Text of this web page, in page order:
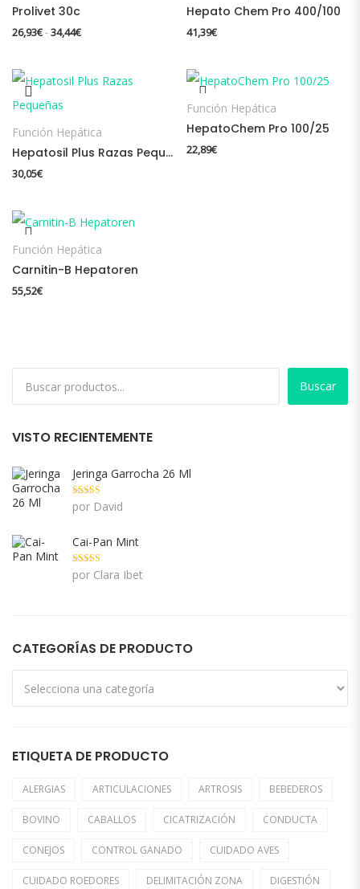
Prolivet 30c
26,93€-34,44€Rango de precios: desde 26,93€ hasta 34,44€
Hepato Chem Pro 400/100
41,39€
Función Hepática
Hepatosil Plus Razas Pequeñas
30,05€
Función Hepática
HepatoChem Pro 100/25
22,89€
Función Hepática
Carnitin-B Hepatoren
55,52€
Buscar
VISTO RECIENTEMENTE
Jeringa Garrocha 26 Ml
Valorado con
5 de 5
por David
Cai-Pan Mint
Valorado con
5 de 5
por Clara Ibet
CATEGORÍAS DE PRODUCTO
ETIQUETA DE PRODUCTO
ALERGIAS ARTICULACIONES ARTROSIS BEBEDEROS
BOVINO CABALLOS CICATRIZACIÓN CONDUCTA
CONEJOS CONTROL GANADO CUIDADO AVES
CUIDADO ROEDORES DELIMITACIÓN ZONA DIGESTIÓN